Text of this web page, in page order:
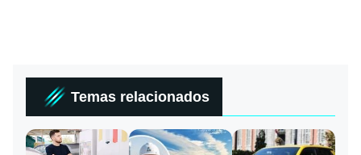
Temas relacionados